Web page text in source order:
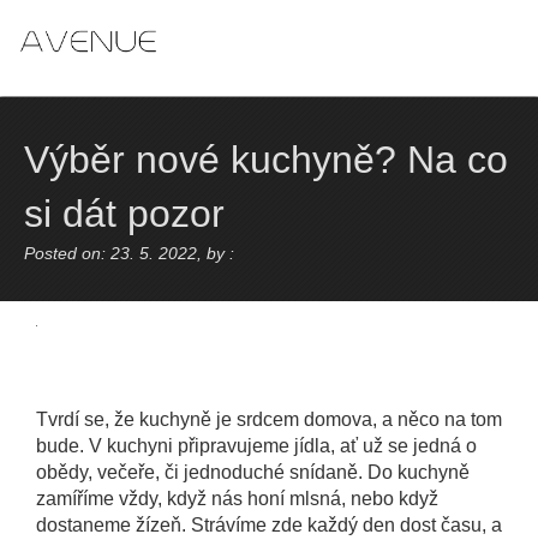
Výběr nové kuchyně? Na co
si dát pozor
Posted on: 23. 5. 2022, by :
Tvrdí se, že kuchyně je srdcem domova, a něco na tom
bude. V kuchyni připravujeme jídla, ať už se jedná o
obědy, večeře, či jednoduché snídaně. Do kuchyně
zamíříme vždy, když nás honí mlsná, nebo když
dostaneme žízeň. Strávíme zde každý den dost času, a